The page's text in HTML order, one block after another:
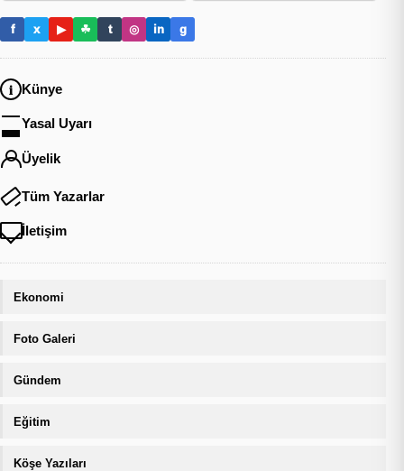
f x ▶ ☘ t ◎ in g
Künye
Yasal Uyarı
Üyelik
Tüm Yazarlar
İletişim
Ekonomi
Foto Galeri
Gündem
Eğitim
Köşe Yazıları